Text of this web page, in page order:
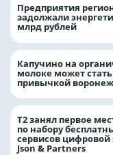
Предприятия
задолжали
млрд рублей
Капучино на
молоке может
привычкой
Т2 занял первое
по набору
сервисов
Json & Partners